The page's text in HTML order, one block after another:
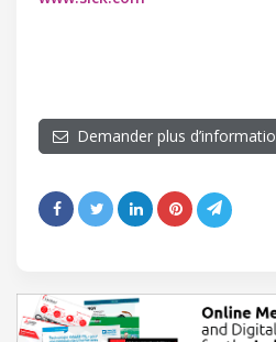
Demander plus